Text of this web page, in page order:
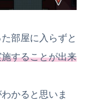
部屋に入らずと
することが出来
かると思いま